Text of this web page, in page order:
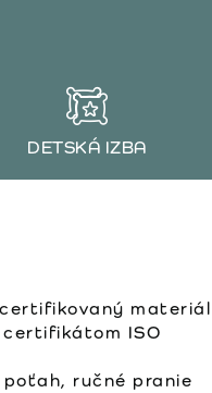
DETSKÁ IZBA
materiál
ISO
ručné pranie